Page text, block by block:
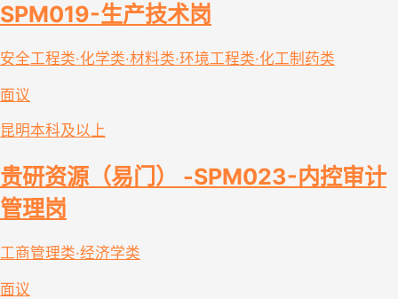
SPM019-生产技术岗
安全工程类·化学类·材料类·环境工程类·化工制药类
面议
昆明本科及以上
贵研资源（易门） -SPM023-内控审计
管理岗
工商管理类·经济学类
面议